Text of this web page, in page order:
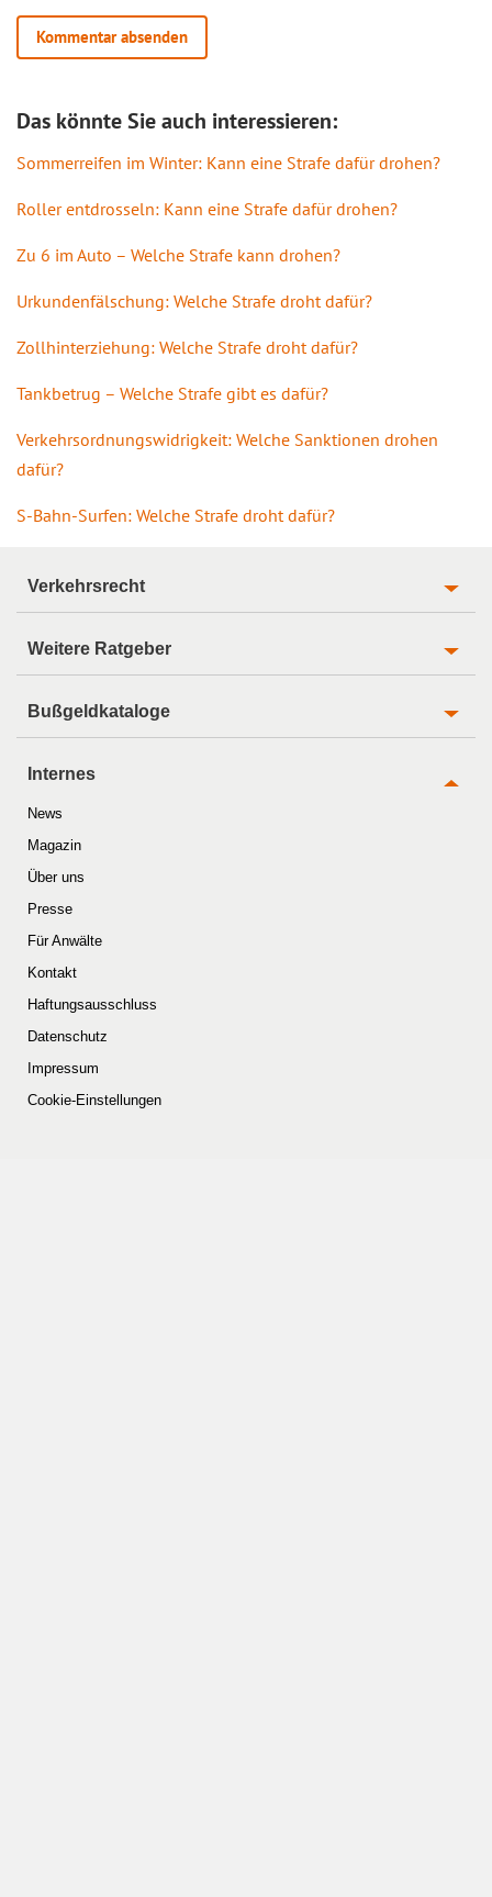
Das könnte Sie auch interessieren:
Sommerreifen im Winter: Kann eine Strafe dafür drohen?
Roller entdrosseln: Kann eine Strafe dafür drohen?
Zu 6 im Auto – Welche Strafe kann drohen?
Urkundenfälschung: Welche Strafe droht dafür?
Zollhinterziehung: Welche Strafe droht dafür?
Tankbetrug – Welche Strafe gibt es dafür?
Verkehrsordnungswidrigkeit: Welche Sanktionen drohen
dafür?
S-Bahn-Surfen: Welche Strafe droht dafür?
Verkehrsrecht
Weitere Ratgeber
Bußgeldkataloge
Internes
News
Magazin
Über uns
Presse
Für Anwälte
Kontakt
Haftungsausschluss
Datenschutz
Impressum
Cookie-Einstellungen